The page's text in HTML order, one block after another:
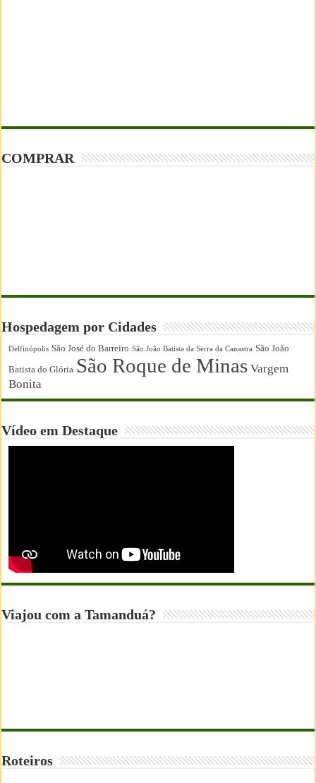
COMPRAR
Hospedagem por Cidades
Delfinópolis São José do Barreiro São João Batista da Serra da Canastra São João
Batista do Glória São Roque de Minas Vargem
Bonita
Vídeo em Destaque
Viajou com a Tamanduá?
Roteiros